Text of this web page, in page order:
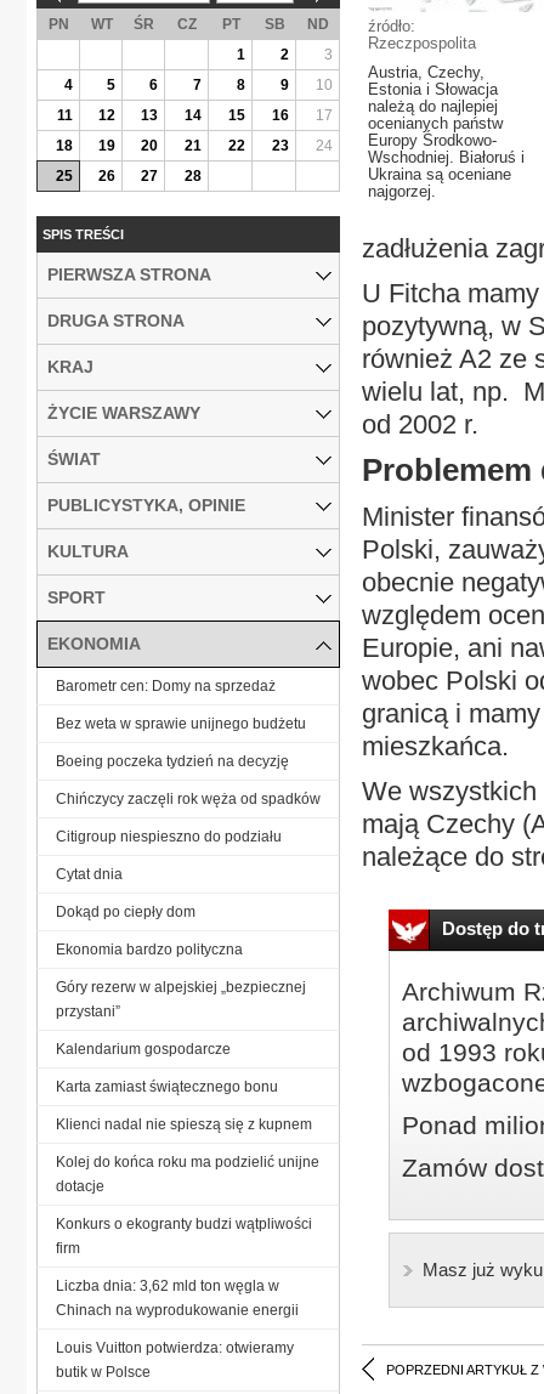
źródło:
Rzeczpospolita
Austria, Czechy,
Estonia i Słowacja
należą do najlepiej
ocenianych państw
Europy Środkowo-
Wschodniej. Białoruś i
Ukraina są oceniane
najgorzej.
zadłużenia
U Fitcha
pozytywną, w
również A2 ze
wielu lat, np.
od 2002 r.
Problemem
Minister
Polski,
obecnie
względem
Europie, ani
wobec Polski
granicą i
mieszkańca.
We wszystkich
mają Czechy
należące do
Dostęp do
Archiwum
od 1993
Ponad
Zamów
Masz już
POPRZEDNI ARTYKUŁ Z
PN WT ŚR CZ PT SB
ND
1
2
3
4
5 6 7 8 9
10
11
12 13 14 15 16
17
18
19 20 21 22 23
24
25
26 27 28
SPIS TREŚCI
PIERWSZA STRONA
DRUGA STRONA
KRAJ
ŻYCIE WARSZAWY
ŚWIAT
PUBLICYSTYKA, OPINIE
KULTURA
SPORT
EKONOMIA
Barometr cen: Domy na sprzedaż
Bez weta w sprawie unijnego budżetu
Boeing poczeka tydzień na decyzję
Chińczycy zaczęli rok węża od spadków
Citigroup niespieszno do podziału
Cytat dnia
Dokąd po ciepły dom
Ekonomia bardzo polityczna
Góry rezerw w alpejskiej „bezpiecznej
przystani”
Kalendarium gospodarcze
Karta zamiast świątecznego bonu
Klienci nadal nie spieszą się z kupnem
Kolej do końca roku ma podzielić unijne
dotacje
Konkurs o ekogranty budzi wątpliwości
firm
Liczba dnia: 3,62 mld ton węgla w
Chinach na wyprodukowanie energii
Louis Vuitton potwierdza: otwieramy
butik w Polsce